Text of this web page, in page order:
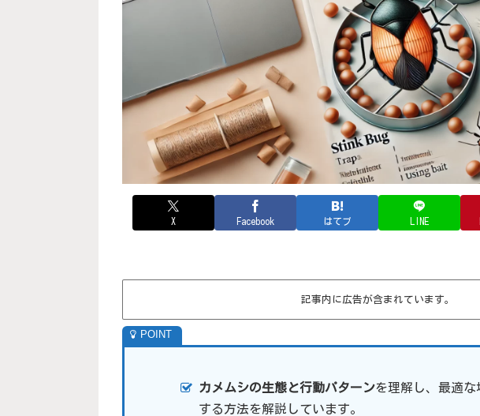
X Facebook はてブ LINE
記事内に広告が含まれています。
カメムシの生態と行動パターンを理解し、最適な
する方法を解説しています。